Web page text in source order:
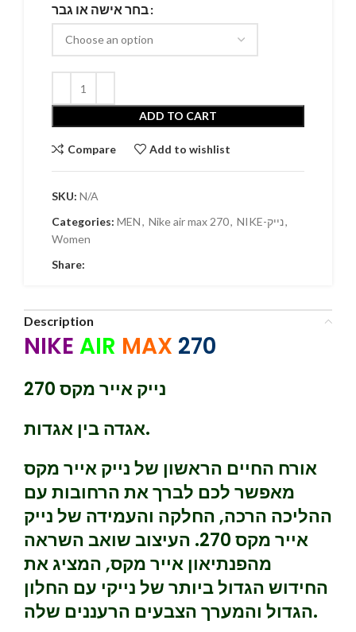
בחר אישה או גבר
ADD TO CART
Compare Add to wishlist
SKU: N/A
Categories: MEN, Nike air max 270, NIKE-נייק,
Women
Share:
Description
NIKE AIR MAX 270
נייק אייר מקס 270
אגדה בין אגדות.
אורח החיים הראשון של נייק אייר מקס
מאפשר לכם לברך את הרחובות עם
ההליכה הרכה, החלקה והעמידה של נייק
אייר מקס 270. העיצוב שואב השראה
מהפנתיאון אייר מקס, המציג את
החידוש הגדול ביותר של נייקי עם החלון
הגדול והמערך הצבעים הרעננים שלה.